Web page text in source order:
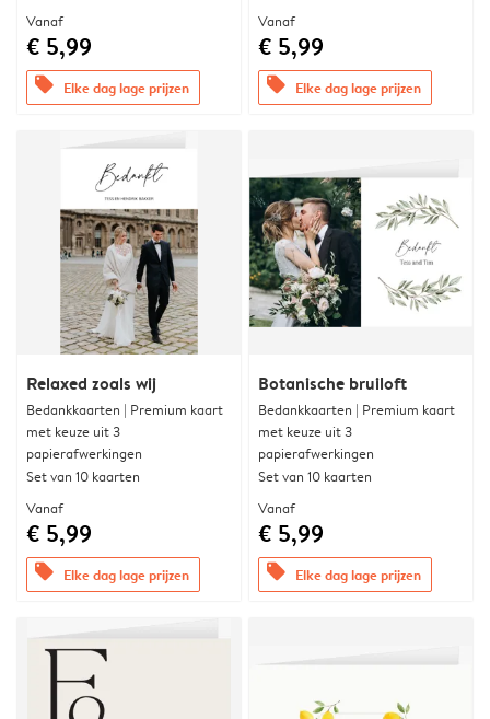
Vanaf
€ 5,99
offers Elke dag lage prijzen
Vanaf
€ 5,99
offers Elke dag lage prijzen
Relaxed zoals wij
Bedankkaarten | Premium kaart
met keuze uit 3
papierafwerkingen
Set van 10 kaarten
Vanaf
€ 5,99
offers Elke dag lage prijzen
Botanische bruiloft
Bedankkaarten | Premium kaart
met keuze uit 3
papierafwerkingen
Set van 10 kaarten
Vanaf
€ 5,99
offers Elke dag lage prijzen